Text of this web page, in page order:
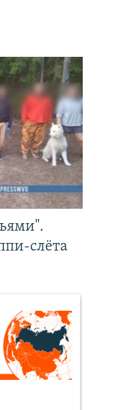
слёта